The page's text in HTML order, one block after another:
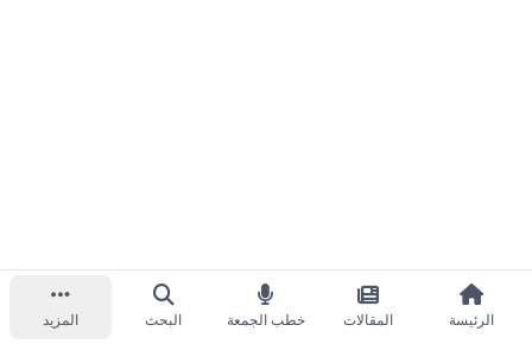
الرئيسة المقالات خطب الجمعة البحث المزيد